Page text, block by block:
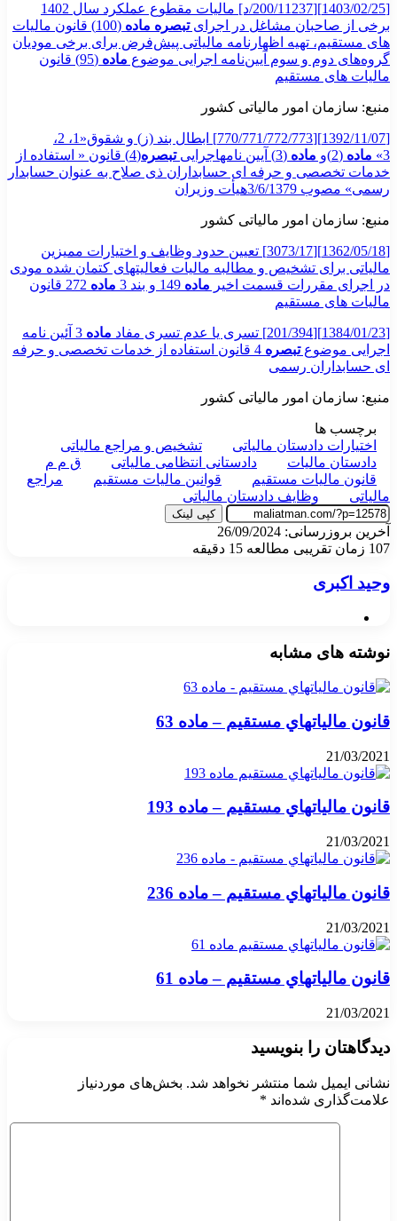
[1403/02/25][200/11237/د] مالیات مقطوع عملکرد سال 1402
برخی از صاحبان مشاغل در اجرایتبصره ماده
(100) قانون مالیات
های مستقیم، تهیه اظهارنامه مالیاتی پیش‌فرض برای برخی مودیان
گروه‌های دوم و سوم آیین‌نامه اجرایی موضوع ماده
(95) قانون
مالیات‌ های مستقیم
منبع: سازمان امور مالیاتی کشور
[1392/11/07][770/771/772/773] ابطال بند (ز) و شقوق«1، 2،
3»
ماده (2)و ماده (3) آیین نامهاجرایی تبصره
(4) قانون « استفاده از
خدمات تخصصی و حرفه ای حسابداران ذی صلاح به عنوان حسابدار
رسمی» مصوب 3/6/1379هیأت وزیران
منبع: سازمان امور مالیاتی کشور
[1362/05/18][3073/17] تعیین حدود وظایف و اختیارات ممیزین
مالیاتی برای تشخیص و مطالبه مالیات فعالیتهای کتمان شده مودی
در اجرای مقررات قسمت اخیر ماده 149 و بند 3 ماده
272 قانون
مالیات های مستقیم
[1384/01/23][201/394] تسری یا عدم تسری مفاد ماده
3 آئین نامه
اجرایی موضوعتبصره
4 قانون استفاده از خدمات تخصصی و حرفه
ای حسابداران رسمی
منبع: سازمان امور مالیاتی کشور
برچسب ها
اختیارات دادستان مالیاتی
تشخیص و مراجع مالیاتی
دادستان مالیات
دادستانی انتظامی مالیاتی
ق م م
قانون مالیات مستقیم
قوانین مالیات مستقیم
مراجع
مالیاتی
وظایف دادستان مالیاتی
کپی لینک
آخرین بروزرسانی: 26/09/2024
107 زمان تقریبی مطالعه 15 دقیقه
وحید اکبری
نوشته های مشابه
قانون مالياتهاي مستقيم – ماده 63
21/03/2021
قانون مالياتهاي مستقيم – ماده 193
21/03/2021
قانون مالياتهاي مستقيم – ماده 236
21/03/2021
قانون مالياتهاي مستقيم – ماده 61
21/03/2021
دیدگاهتان را بنویسید
نشانی ایمیل شما منتشر نخواهد شد. بخش‌های موردنیاز
علامت‌گذاری شده‌اند *